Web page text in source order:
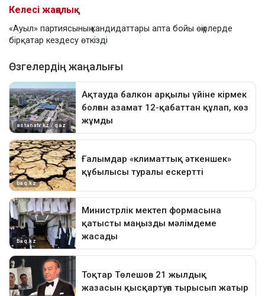
Келесі жаңалық
«Ауыл» партиясының кандидаттары апта бойы өңірлерде
бірқатар кездесу өткізді